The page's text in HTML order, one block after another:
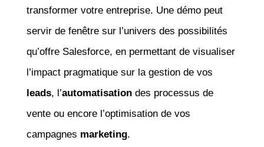
transformer votre entreprise. Une démo peut
servir de fenêtre sur l’univers des possibilités
qu’offre Salesforce, en permettant de visualiser
l’impact pragmatique sur la gestion de vos
leads, l’automatisationdes processus de
vente ou encore l’optimisation de vos
campagnes marketing.